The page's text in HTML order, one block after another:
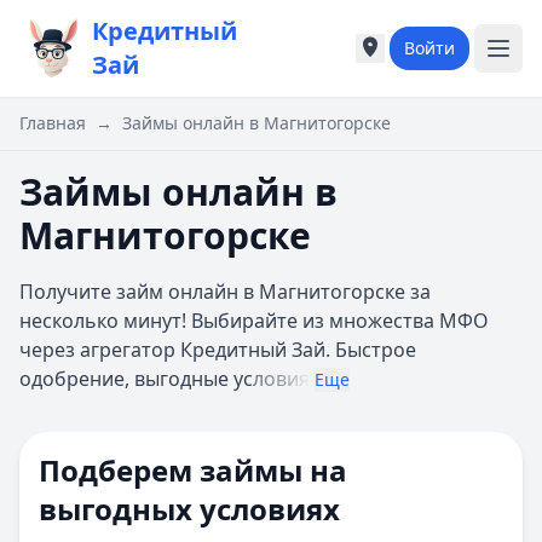
Кредитный
Зай
Города России
Москва
Б
Барнаул
Белгород
Города России
Москва
Б
Барнаул
Белгород
Войти
Главная → Займы онлайн в Магнитогорске
Займы онлайн в
Магнитогорске
Получите займ онлайн в Магнитогорске за
несколько минут! Выбирайте из множества МФО
через агрегатор Кредитный Зай. Быстрое
одобрение, выгодные условия Еще
Подберем займы на
выгодных условиях